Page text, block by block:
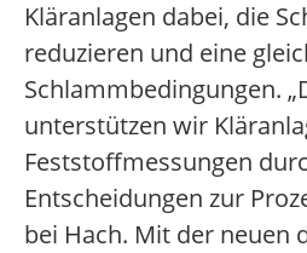
Kläranlagen dabei, die
reduzieren und eine
Schlammbedingungen.
unterstützen wir
Feststoffmessungen
Entscheidungen zur
bei Hach. Mit der neuen